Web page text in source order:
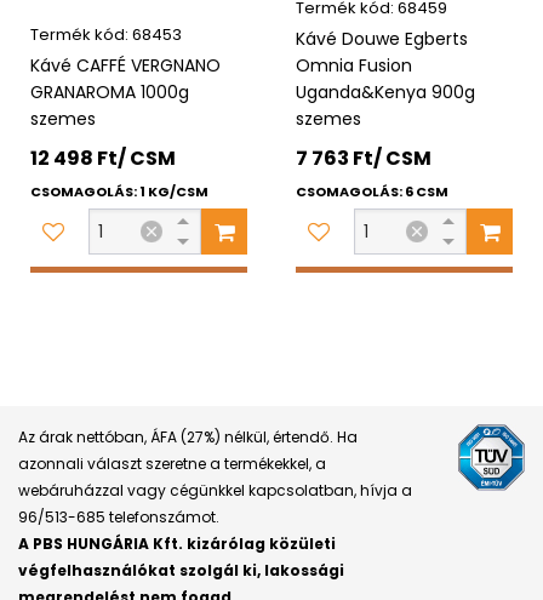
68453
Kávé CAFFÉ VERGNANO
GRANAROMA 1000g
szemes
12 498 Ft/ CSM
CSOMAGOLÁS: 1 KG/CSM
68459
Kávé Douwe Egberts
Omnia Fusion
Uganda&Kenya 900g
szemes
7 763 Ft/ CSM
CSOMAGOLÁS: 6 CSM
Az árak nettóban, ÁFA (27%) nélkül, értendő. Ha
azonnali választ szeretne a termékekkel, a
webáruházzal vagy cégünkkel kapcsolatban, hívja a
96/513-685 telefonszámot.
A PBS HUNGÁRIA Kft. kizárólag közületi
végfelhasználókat szolgál ki, lakossági